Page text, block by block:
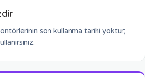
son kullanma tarihi yoktur;